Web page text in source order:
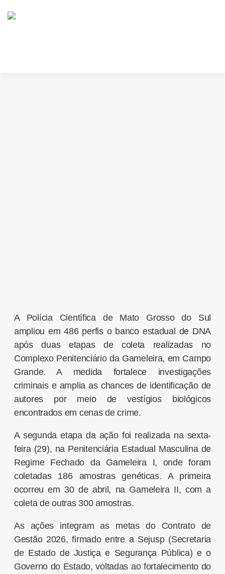
A Polícia Científica de Mato Grosso do Sul
ampliou em 486 perfis o banco estadual de DNA
após duas etapas de coleta realizadas no
Complexo Penitenciário da Gameleira, em Campo
Grande. A medida fortalece investigações
criminais e amplia as chances de identificação de
autores por meio de vestígios biológicos
encontrados em cenas de crime.
A segunda etapa da ação foi realizada na sexta-
feira (29), na Penitenciária Estadual Masculina de
Regime Fechado da Gameleira I, onde foram
coletadas 186 amostras genéticas. A primeira
ocorreu em 30 de abril, na Gameleira II, com a
coleta de outras 300 amostras.
As ações integram as metas do Contrato de
Gestão 2026, firmado entre a Sejusp (Secretaria
de Estado de Justiça e Segurança Pública) e o
Governo do Estado, voltadas ao fortalecimento do